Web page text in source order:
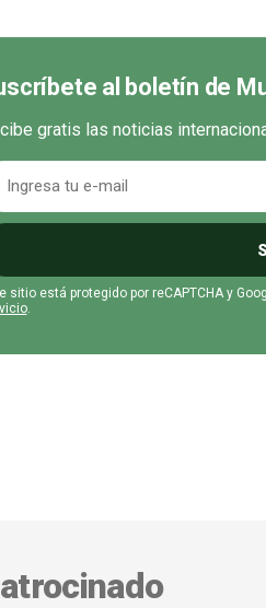
al boletín de
gratis las noticias
sitio está protegido por reCAPTCHA y
.